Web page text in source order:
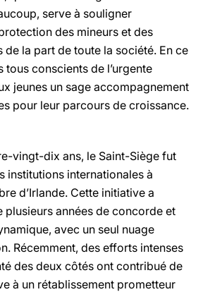
serve à souligner
des mineurs et des
de la part de toute la société. En ce
tous conscients de l’urgente
jeunes un sage accompagnement
pour leur parcours de croissance.
vingt-dix ans, le Saint-Siège fut
institutions internationales à
d’Irlande. Cette initiative a
plusieurs années de concorde et
avec un seul nuage
Récemment, des efforts intenses
des deux côtés ont contribué de
à un rétablissement prometteur